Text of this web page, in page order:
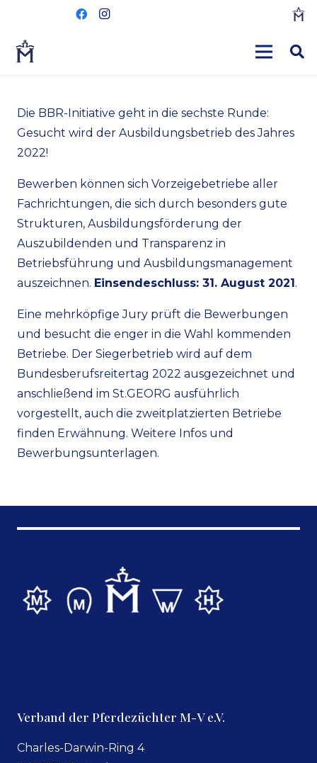
Die BBR-Initiative geht in die sechste Runde:
Gesucht wird der Ausbildungs­betrieb des Jahres
2022!
Bewerben können sich Vor­zeigebetriebe aller
Fach­richtungen, die sich durch besonders gute
Strukturen, Ausbildungsförderung der
Auszubildenden und Transparenz in
Betriebsführung und Ausbildungsmanagement
auszeichnen. Ein­sendeschluss: 31. August 2021.
Eine mehr­köpfige Jury prüft die Bewerbungen
und besucht die enger in die Wahl kommenden
Betriebe. Der Siegerbetrieb wird auf dem
Bundesberufsreitertag 2022 ausgezeichnet und
anschließend im St.GEORG ausführ­lich
vorgestellt, auch die zweitplatzier­ten Betriebe
finden Erwähnung. Weitere Infos und
Bewerbungsunterlagen.
Verband der Pferdezüchter M-V e.V.
Charles-Darwin-Ring 4